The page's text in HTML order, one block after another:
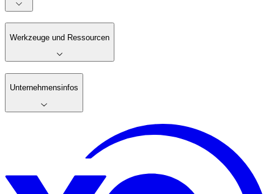
Werkzeuge und Ressourcen
Unternehmensinfos